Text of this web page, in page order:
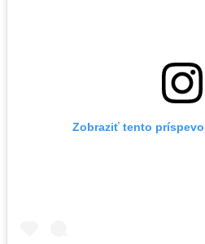
Zobraziť tento